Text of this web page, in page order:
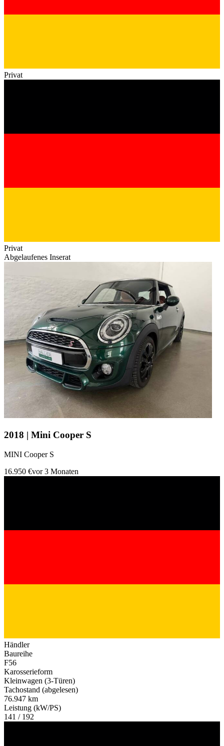
Privat
Privat
Abgelaufenes Inserat
2018 | Mini Cooper S
MINI Cooper S
16.950 €vor 3 Monaten
Händler
Baureihe
F56
Karosserieform
Kleinwagen (3-Türen)
Tachostand (abgelesen)
76.947 km
Leistung (kW/PS)
141 / 192